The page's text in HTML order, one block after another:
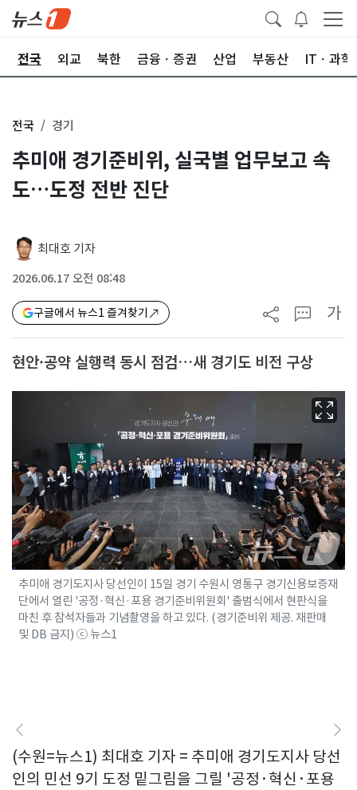
전국 외교 북한 금융ㆍ증권 산업 부동산 ITㆍ과학
전국 경기
추미애 경기준비위, 실국별 업무보고 속
도…도정 전반 진단
최대호 기자
2026.06.17 오전 08:48
구글에서 뉴스1 즐겨찾기 가
현안·공약 실행력 동시 점검…새 경기도 비전 구상
추미애 경기도지사 당선인이 15일 경기 수원시 영통구 경기신용보증재
단에서 열린 '공정·혁신·포용 경기준비위원회' 출범식에서 현판식을
마친 후 참석자들과 기념촬영을 하고 있다. (경기준비위 제공. 재판매
및 DB 금지) ⓒ 뉴스1
(수원=뉴스1) 최대호 기자 = 추미애 경기도지사 당선
인의 민선 9기 도정 밑그림을 그릴 '공정·혁신·포용